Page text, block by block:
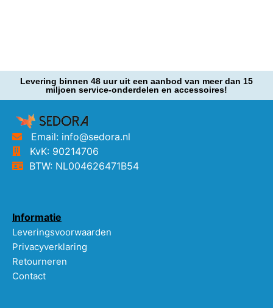
Levering binnen 48 uur uit een aanbod van meer dan 15
miljoen service-onderdelen en accessoires!
Email: info@sedora.nl
KvK: 90214706
BTW: NL004626471B54
Informatie
Leveringsvoorwaarden
Privacyverklaring
Retourneren
Contact